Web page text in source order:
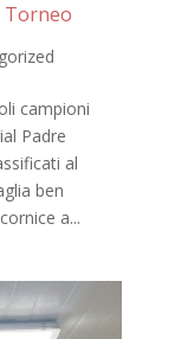
Torneo
campioni
Padre
al
ben
a...